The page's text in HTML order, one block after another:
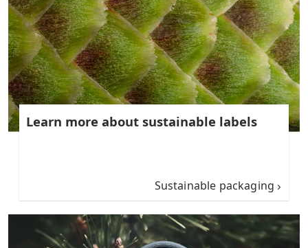
Learn more about sustainable labels
Sustainable packaging